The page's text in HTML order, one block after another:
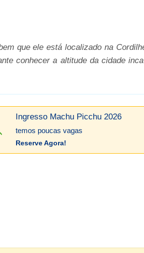
que ele está localizado na
conhecer a altitude da cidade
Ingresso Machu Picchu 2026
temos poucas vagas
Reserve Agora!